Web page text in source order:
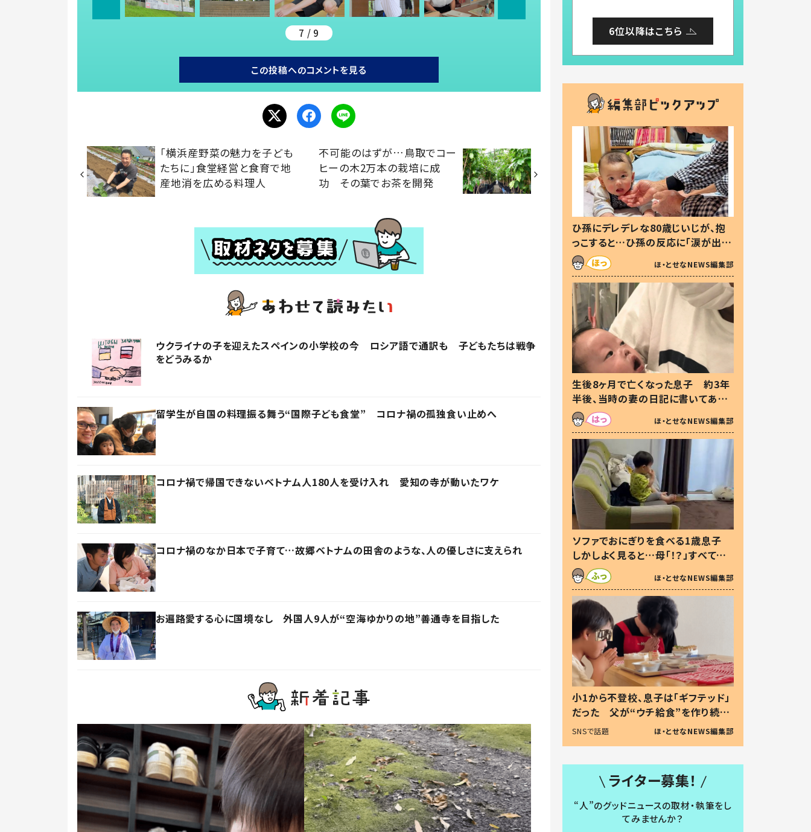
7 / 9
この投稿へのコメントを見る
「横浜産野菜の魅力を子ども
たちに」食堂経営と食育で地
産地消を広める料理人
不可能のはずが…鳥取でコー
ヒーの木2万本の栽培に成
功 その葉でお茶を開発
ウクライナの子を迎えたスペインの小学校の今 ロシア語で通訳も 子どもたちは戦争
をどうみるか
留学生が自国の料理振る舞う“国際子ども食堂” コロナ禍の孤独食い止めへ
コロナ禍で帰国できないベトナム人180人を受け入れ 愛知の寺が動いたワケ
コロナ禍のなか日本で子育て…故郷ベトナムの田舎のような、人の優しさに支えられ
お遍路愛する心に国境なし 外国人9人が“空海ゆかりの地”善通寺を目指した
6位以降はこちら
ひ孫にデレデレな80歳じいじが、抱
っこすると…ひ孫の反応に「涙が出ま
した」「可愛くて仕方ない」
ほ・とせなNEWS編集部
生後8ヶ月で亡くなった息子 約3年
半後、当時の妻の日記に書いてあっ
た本音とは
ほ・とせなNEWS編集部
ソファでおにぎりを食べる1歳息子
しかしよく見ると…母「！？」すべてを
察した母の投稿に「可愛いから許
す！」「現行犯〜」
ほ・とせなNEWS編集部
小1から不登校、息子は「ギフテッド」
だった 父が“ウチ給食”を作り続け
る理由とは #令和の親 #令和の子
SNSで話題 ほ・とせなNEWS編集部
ライター募集！
“人”のグッドニュースの取材・執筆をし
てみませんか？